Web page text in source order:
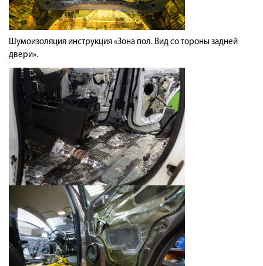
Шумоизоляция инструкция «Зона пол. Вид со тороны задней
двери».